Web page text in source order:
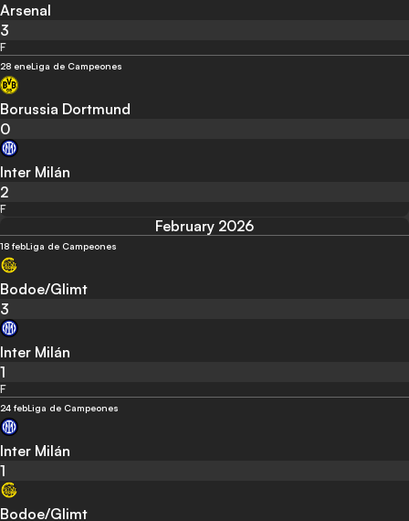
Arsenal
3
F
28 eneLiga de Campeones
Borussia Dortmund
0
Inter Milán
2
F
February 2026
18 febLiga de Campeones
Bodoe/Glimt
3
Inter Milán
1
F
24 febLiga de Campeones
Inter Milán
1
Bodoe/Glimt